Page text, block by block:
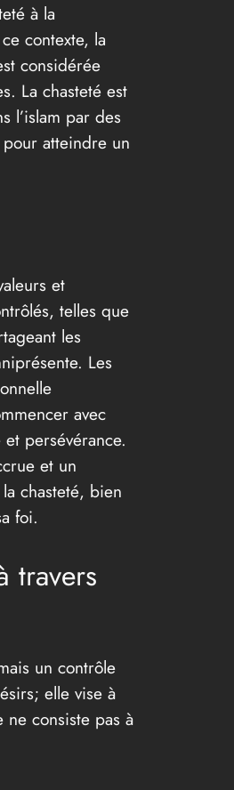
à la
contexte, la
considérée
La chasteté est
l’islam par des
atteindre un
et
telles que
les
Les
avec
persévérance.
et un
chasteté, bien
foi.
travers
un contrôle
elle vise à
consiste pas à